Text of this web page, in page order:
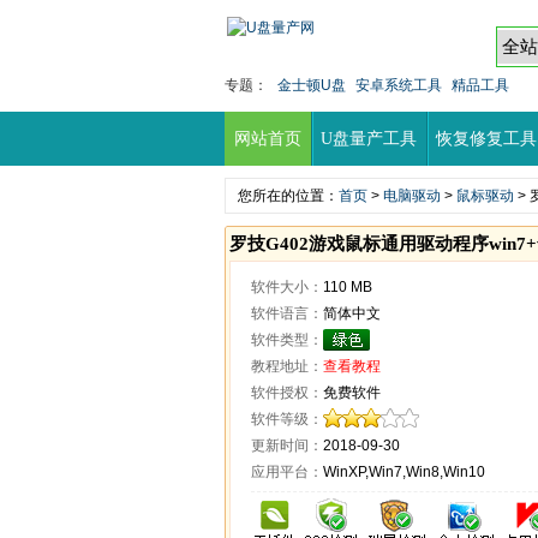
专题： 金士顿U盘 安卓系统工具 精品工具
网站首页 U盘量产工具 恢复修复工具
您所在的位置： 首页 > 电脑驱动 > 鼠标驱动 >
罗技G402游戏鼠标通用驱动程序
软件大小： 110 MB
软件语言： 简体中文
软件类型：
教程地址： 查看教程
软件授权： 免费软件
软件等级：
更新时间： 2018-09-30
应用平台： WinXP,Win7,Win8,Win10